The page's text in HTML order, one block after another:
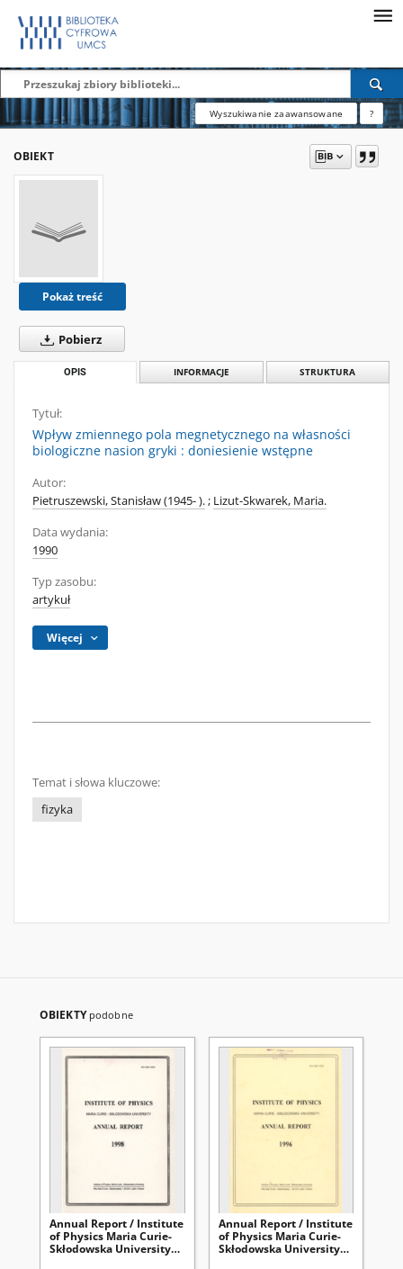
Wyszukiwanie zaawansowane ?
OBIEKT
Pokaż treść
Pobierz
OPIS INFORMACJE STRUKTURA
Tytuł:
Wpływ zmiennego pola megnetycznego na własności
biologiczne nasion gryki : doniesienie wstępne
Autor:
Pietruszewski, Stanisław (1945- ).; Lizut-Skwarek, Maria.
Data wydania:
1990
Typ zasobu:
artykuł
Więcej
Temat i słowa kluczowe:
fizyka
OBIEKTY podobne
Annual Report / Institute
of Physics Maria Curie-
Skłodowska University
Annual Report / Institute
of Physics Maria Curie-
Skłodowska University